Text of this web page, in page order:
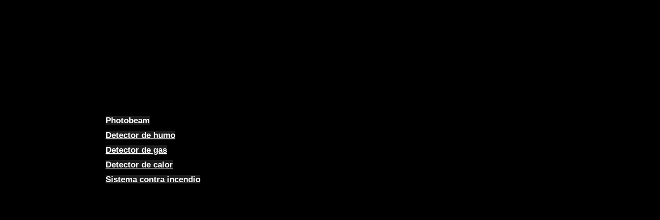
Photobeam
Detector de humo
Detector de gas
Detector de calor
Sistema contra incendio